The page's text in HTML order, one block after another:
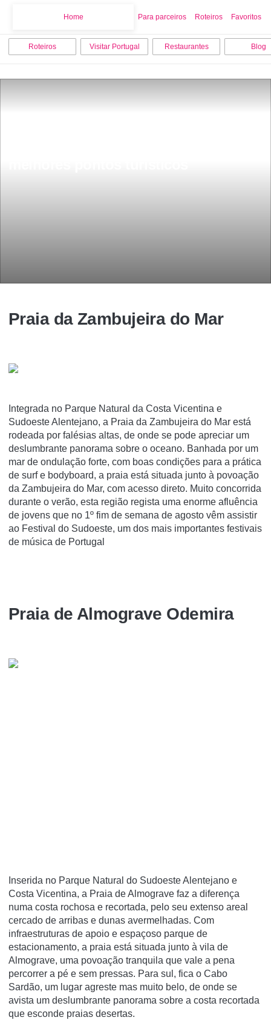
Home Para parceiros Roteiros Favoritos
Roteiros Visitar Portugal Restaurantes Blog
Praia da Zambujeira do Mar
Integrada no Parque Natural da Costa Vicentina e
Sudoeste Alentejano, a Praia da Zambujeira do Mar está
rodeada por falésias altas, de onde se pode apreciar um
deslumbrante panorama sobre o oceano. Banhada por um
mar de ondulação forte, com boas condições para a prática
de surf e bodyboard, a praia está situada junto à povoação
da Zambujeira do Mar, com acesso direto. Muito concorrida
durante o verão, esta região regista uma enorme afluência
de jovens que no 1º fim de semana de agosto vêm assistir
ao Festival do Sudoeste, um dos mais importantes festivais
de música de Portugal
Praia de Almograve Odemira
Inserida no Parque Natural do Sudoeste Alentejano e
Costa Vicentina, a Praia de Almograve faz a diferença
numa costa rochosa e recortada, pelo seu extenso areal
cercado de arribas e dunas avermelhadas. Com
infraestruturas de apoio e espaçoso parque de
estacionamento, a praia está situada junto à vila de
Almograve, uma povoação tranquila que vale a pena
percorrer a pé e sem pressas. Para sul, fica o Cabo
Sardão, um lugar agreste mas muito belo, de onde se
avista um deslumbrante panorama sobre a costa recortada
que esconde praias desertas.